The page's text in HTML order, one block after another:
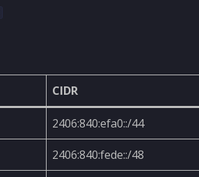
CIDR
2406:840:efa0::/44
2406:840:fede::/48